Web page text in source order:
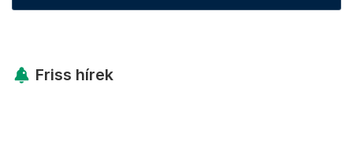
Friss hírek